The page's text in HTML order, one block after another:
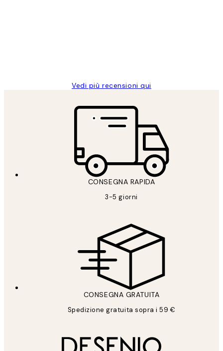
Vedi più recensioni qui
CONSEGNA RAPIDA
3-5 giorni
CONSEGNA GRATUITA
Spedizione gratuita sopra i 59 €